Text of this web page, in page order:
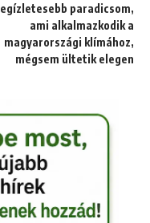
legízletesebb paradicsom,
ami alkalmazkodik a
magyarországi klímához,
mégsem ültetik elegen